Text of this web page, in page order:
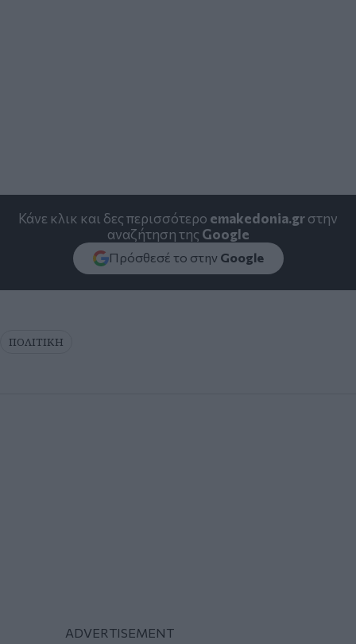
Κάνε κλικ και δες περισσότερο emakedonia.grστην
αναζήτηση της Google
Πρόσθεσέ το στην Google
ΠΟΛΙΤΙΚΗ